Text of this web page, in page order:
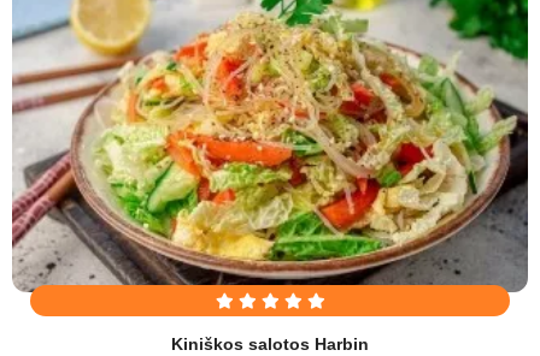
Kiniškos salotos Harbin